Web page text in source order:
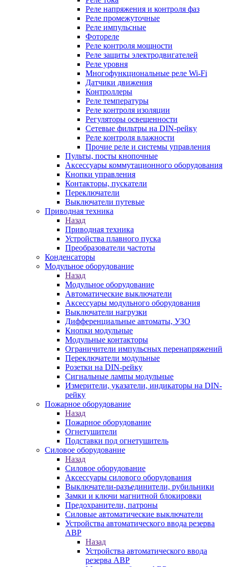
Реле напряжения и контроля фаз
Реле промежуточные
Реле импульсные
Фотореле
Реле контроля мощности
Реле защиты электродвигателей
Реле уровня
Многофункциональные реле Wi-Fi
Датчики движения
Контроллеры
Реле температуры
Реле контроля изоляции
Регуляторы освещенности
Сетевые фильтры на DIN-рейку
Реле контроля влажности
Прочие реле и системы управления
Пульты, посты кнопочные
Аксессуары коммутационного оборудования
Кнопки управления
Контакторы, пускатели
Переключатели
Выключатели путевые
Приводная техника
Назад
Приводная техника
Устройства плавного пуска
Преобразователи частоты
Конденсаторы
Модульное оборудование
Назад
Модульное оборудование
Автоматические выключатели
Аксессуары модульного оборудования
Выключатели нагрузки
Дифференциальные автоматы, УЗО
Кнопки модульные
Модульные контакторы
Ограничители импульсных перенапряжений
Переключатели модульные
Розетки на DIN-рейку
Сигнальные лампы модульные
Измерители, указатели, индикаторы на DIN-
рейку
Пожарное оборудование
Назад
Пожарное оборудование
Огнетушители
Подставки под огнетушитель
Силовое оборудование
Назад
Силовое оборудование
Аксессуары силового оборудования
Выключатели-разъединители, рубильники
Замки и ключи магнитной блокировки
Предохранители, патроны
Силовые автоматические выключатели
Устройства автоматического ввода резерва
АВР
Назад
Устройства автоматического ввода
резерва АВР